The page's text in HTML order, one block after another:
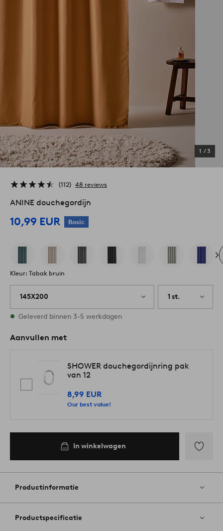
1 /3
112 48 reviews
ANINE douchegordijn
10,99 EUR Basic
Kleur: Tabak bruin
145X200 1 st.
Op voorraad
Geleverd binnen 3-5 werkdagen
Aanvullen met
SHOWER douchegordijnring pak
van 12
8,99 EUR
Our best value!
In winkelwagen
aan
Productinformatie
Productspecificatie